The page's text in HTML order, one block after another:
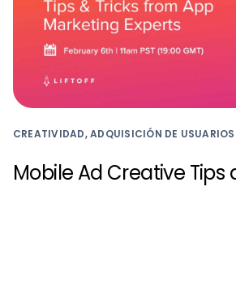
CREATIVIDAD, ADQUISICIÓN DE USUARIOS
Mobile Ad Creative Tips